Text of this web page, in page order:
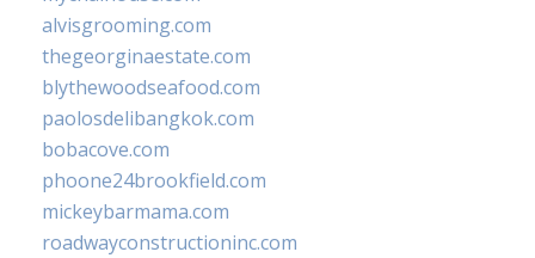
alvisgrooming.com
thegeorginaestate.com
blythewoodseafood.com
paolosdelibangkok.com
bobacove.com
phoone24brookfield.com
mickeybarmama.com
roadwayconstructioninc.com